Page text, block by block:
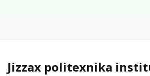
Jizzax politexnika